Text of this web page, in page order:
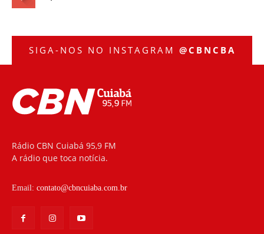
SIGA-NOS NO INSTAGRAM @CBNCBA
Rádio CBN Cuiabá 95,9 FM
A rádio que toca notícia.
Email: contato@cbncuiaba.com.br